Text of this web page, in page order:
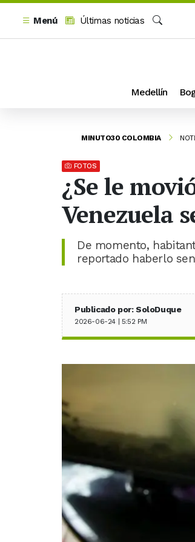
Menú
Últimas noticias
Medellín
MINUTO30 COLOMBIA
FOTOS
¿Se le
Venezuela
De momento,
reportado haberlo
Publicado por: SoloDuque
2026-06-24 | 5:52 PM